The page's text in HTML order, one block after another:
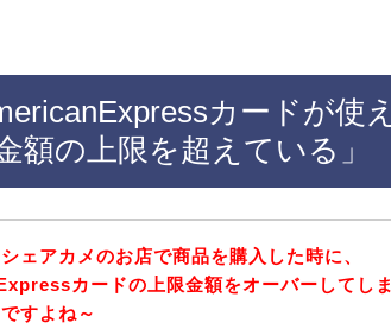
カードが使
額の上限を超えている」
ェアカメのお店で商品を購入した時に、
カードの上限金額をオーバーしてし
すよね～